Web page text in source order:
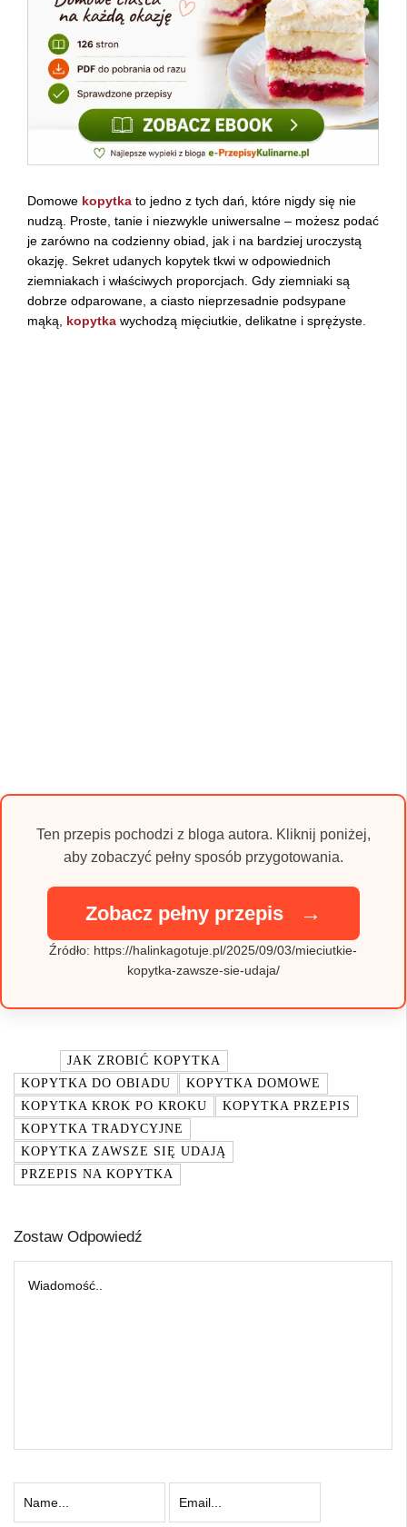
Domowe kopytka to jedno z tych dań, które nigdy się nie
nudzą. Proste, tanie i niezwykle uniwersalne – możesz podać
je zarówno na codzienny obiad, jak i na bardziej uroczystą
okazję. Sekret udanych kopytek tkwi w odpowiednich
ziemniakach i właściwych proporcjach. Gdy ziemniaki są
dobrze odparowane, a ciasto nieprzesadnie podsypane
mąką, kopytka wychodzą mięciutkie, delikatne i sprężyste.
Ten przepis pochodzi z bloga autora. Kliknij poniżej,
aby zobaczyć pełny sposób przygotowania.
Zobacz pełny przepis →
Źródło: https://halinkagotuje.pl/2025/09/03/mieciutkie-
kopytka-zawsze-sie-udaja/
JAK ZROBIĆ KOPYTKA
KOPYTKA DO OBIADU
KOPYTKA DOMOWE
KOPYTKA KROK PO KROKU
KOPYTKA PRZEPIS
KOPYTKA TRADYCYJNE
KOPYTKA ZAWSZE SIĘ UDAJĄ
PRZEPIS NA KOPYTKA
Zostaw Odpowiedź